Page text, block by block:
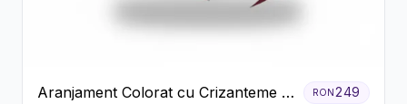
Aranjament Colorat cu Crizanteme în
RON249